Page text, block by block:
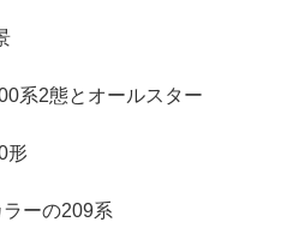
系2態とオールスター
形
ーの209系